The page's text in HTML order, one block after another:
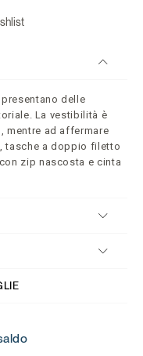
delle
La vestibilità è
mentre ad affermare
tasche a doppio filetto
zip nascosta e cinta